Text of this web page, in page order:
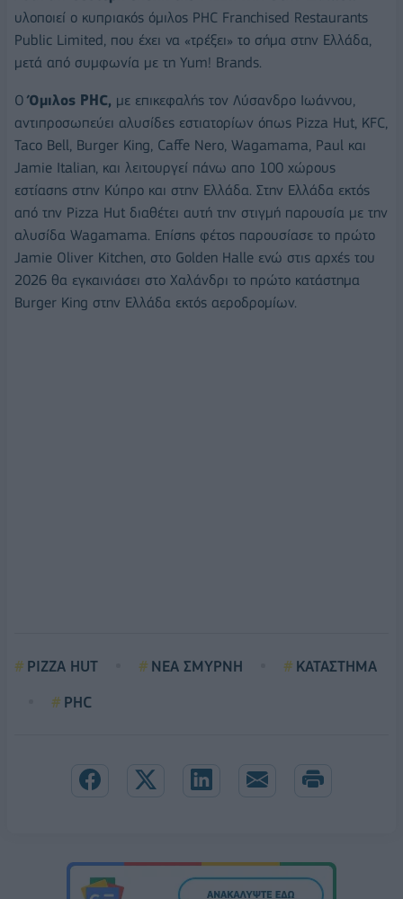
υλοποιεί ο κυπριακός όμιλος PHC Franchised Restaurants
Public Limited, που έχει να «τρέξει» το σήμα στην Ελλάδα,
μετά από συμφωνία με τη Yum! Brands.
ΟΌμιλος PHC, με επικεφαλής τον Λύσανδρο Ιωάννου,
αντιπροσωπεύει αλυσίδες εστιατορίων όπως Pizza Hut, KFC,
Taco Bell, Burger King, Caffe Nero, Wagamama, Paul και
Jamie Italian, και λειτουργεί πάνω απο 100 χώρους
εστίασης στην Κύπρο και στην Ελλάδα. Στην Ελλάδα εκτός
από την Pizza Hut διαθέτει αυτή την στιγμή παρουσία με την
αλυσίδα Wagamama. Eπίσης φέτος παρουσίασε το πρώτο
Jamie Oliver Kitchen, στο Golden Halle ενώ στις αρχές του
2026 θα εγκαινιάσει στο Χαλάνδρι το πρώτο κατάστημα
Burger King στην Ελλάδα εκτός αεροδρομίων.
PIZZA HUT ΝΕΑ ΣΜΥΡΝΗ
ΚΑΤΑΣΤΗΜΑ
PHC